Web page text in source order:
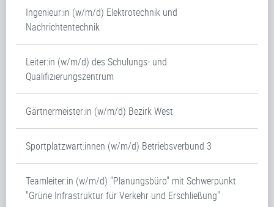
Ingenieur:in (w/m/d) Elektrotechnik und
Nachrichtentechnik
Leiter:in (w/m/d) des Schulungs- und
Qualifizierungszentrum
Gärtnermeister:in (w/m/d) Bezirk West
Sportplatzwart:innen (w/m/d) Betriebsverbund 3
Teamleiter:in (w/m/d) "Planungsbüro" mit Schwerpunkt
"Grüne Infrastruktur für Verkehr und Erschließung"